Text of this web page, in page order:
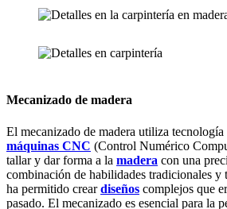
Mecanizado de madera
El mecanizado de madera utiliza tecnología
máquinas CNC (Control Numérico
tallar y dar forma a la madera con una
combinación de habilidades tradicionales y
ha permitido creardiseños complejos que
pasado. El mecanizado es esencial para la